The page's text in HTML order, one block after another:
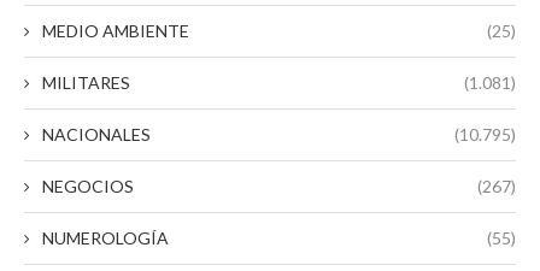
MEDIO AMBIENTE (25)
MILITARES (1.081)
NACIONALES (10.795)
NEGOCIOS (267)
NUMEROLOGÍA (55)